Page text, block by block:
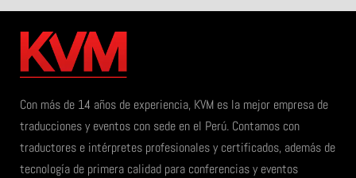
Con más de 14 años de experiencia, KVM es la mejor empresa de
traducciones y eventos con sede en el Perú. Contamos con
traductores e intérpretes profesionales y certificados, además de
tecnología de primera calidad para conferencias y eventos